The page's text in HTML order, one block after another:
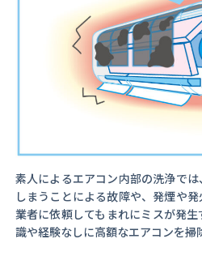
素人によるエアコン内部の洗浄で
しまうことによる故障や、発煙や
業者に依頼してもまれにミスが発
識や経験なしに高額なエアコンを掃